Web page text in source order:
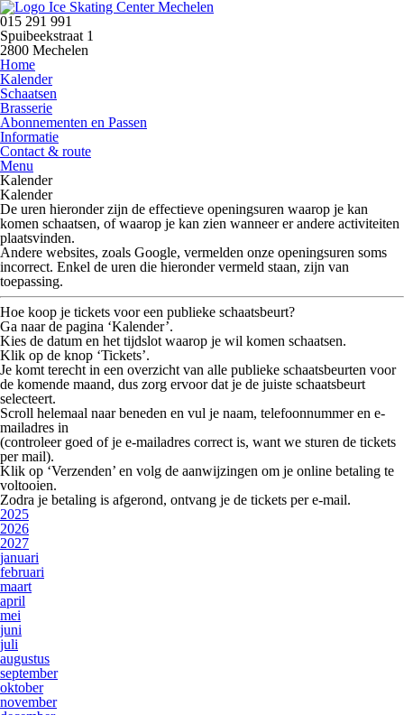
015 291 991
Spuibeekstraat 1
2800 Mechelen
Home
Kalender
Schaatsen
Brasserie
Abonnementen en Passen
Informatie
Contact & route
Menu
Kalender
Kalender
De uren hieronder zijn de effectieve openingsuren waarop je kan
komen schaatsen, of waarop je kan zien wanneer er andere activiteiten
plaatsvinden.
Andere websites, zoals Google, vermelden onze openingsuren soms
incorrect. Enkel de uren die hieronder vermeld staan, zijn van
toepassing.
Hoe koop je tickets voor een publieke schaatsbeurt?
Ga naar de pagina ‘Kalender’.
Kies de datum en het tijdslot waarop je wil komen schaatsen.
Klik op de knop ‘Tickets’.
Je komt terecht in een overzicht van alle publieke schaatsbeurten voor
de komende maand, dus zorg ervoor dat je de juiste schaatsbeurt
selecteert.
Scroll helemaal naar beneden en vul je naam, telefoonnummer en e-
mailadres in
(controleer goed of je e-mailadres correct is, want we sturen de tickets
per mail).
Klik op ‘Verzenden’ en volg de aanwijzingen om je online betaling te
voltooien.
Zodra je betaling is afgerond, ontvang je de tickets per e-mail.
2025
2026
2027
januari
februari
maart
april
mei
juni
juli
augustus
september
oktober
november